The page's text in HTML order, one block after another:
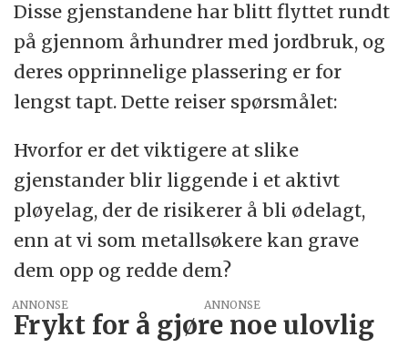
Disse gjenstandene har blitt flyttet rundt
på gjennom århundrer med jordbruk, og
deres opprinnelige plassering er for
lengst tapt. Dette reiser spørsmålet:
Hvorfor er det viktigere at slike
gjenstander blir liggende i et aktivt
pløyelag, der de risikerer å bli ødelagt,
enn at vi som metallsøkere kan grave
dem opp og redde dem?
ANNONSE
Frykt for å gjøre noe ulovlig